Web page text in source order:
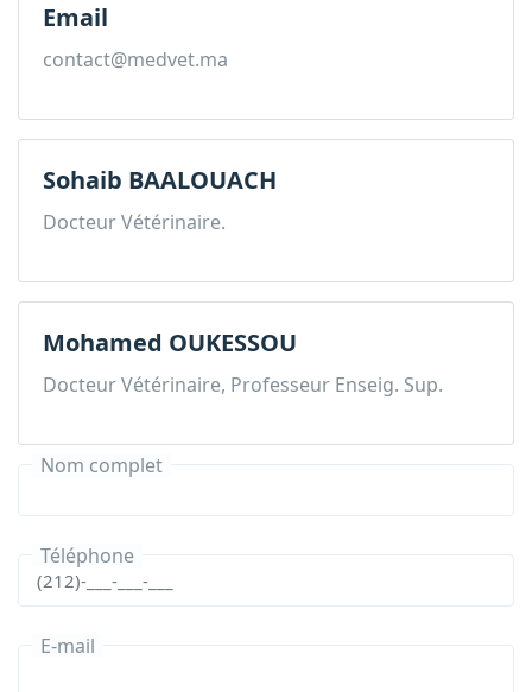
Email
contact@medvet.ma
Sohaib BAALOUACH
Docteur Vétérinaire.
Mohamed OUKESSOU
Docteur Vétérinaire, Professeur Enseig. Sup.
Nom complet
Téléphone
E-mail